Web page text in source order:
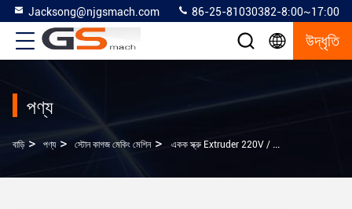
Jacksong@njgsmach.com 86-25-81030382-8:00~17:00
উদ্ধৃতি
পণ্য
বাড়ি > পণ্য > স্টোন কাগজ মেকিং মেশিন > একক স্ক্রু Extruder 220V / 380V / 440V / 3P সঙ্গে স্বয়ংক্রিয় ওয়াল স্টোন কাগজ মেকিং মেশিন